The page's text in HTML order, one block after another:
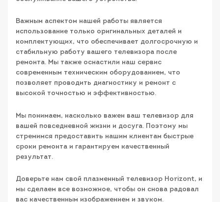
Важным аспектом нашей работы является
использование только оригинальных деталей и
комплектующих, что обеспечивает долгосрочную и
стабильную работу вашего телевизора после
ремонта. Мы также оснастили наш сервис
современным техническим оборудованием, что
позволяет проводить диагностику и ремонт с
высокой точностью и эффективностью.
Мы понимаем, насколько важен ваш телевизор для
вашей повседневной жизни и досуга. Поэтому мы
стремимся предоставить нашим клиентам быстрые
сроки ремонта и гарантируем качественный
результат.
Доверьте нам свой плазменный телевизор Horizont, и
мы сделаем все возможное, чтобы он снова радовал
вас качественным изображением и звуком.